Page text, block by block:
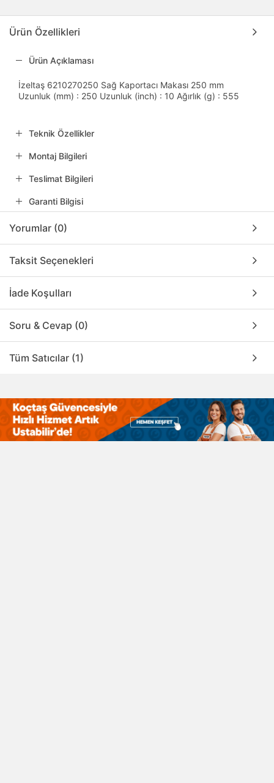
Ürün Özellikleri
Ürün Açıklaması
İzeltaş 6210270250 Sağ Kaportacı Makası 250 mm
Uzunluk (mm) : 250 Uzunluk (inch) : 10 Ağırlık (g) : 555
Teknik Özellikler
Montaj Bilgileri
Teslimat Bilgileri
Garanti Bilgisi
Yorumlar (0)
Taksit Seçenekleri
İade Koşulları
Soru & Cevap (0)
Tüm Satıcılar (1)